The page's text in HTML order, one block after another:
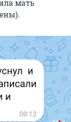
мать